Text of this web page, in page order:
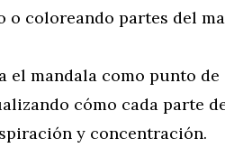
o coloreando partes del
el mandala como punto
cómo cada parte
y concentración.